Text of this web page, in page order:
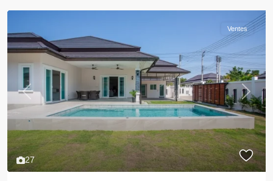
27
Previous Next
Ventes